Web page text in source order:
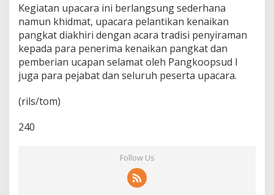
i
t
a
s
Kegiatan upacara ini berlangsung sederhana
namun khidmat, upacara pelantikan kenaikan
pangkat diakhiri dengan acara tradisi penyiraman
kepada para penerima kenaikan pangkat dan
pemberian ucapan selamat oleh Pangkoopsud I
juga para pejabat dan seluruh peserta upacara.
(rils/tom)
240
Follow Us